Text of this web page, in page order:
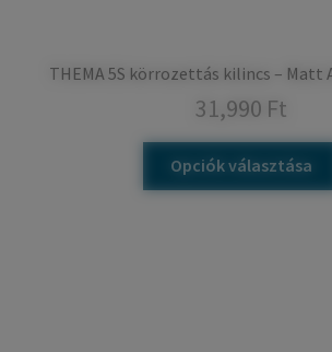
THEMA 5S körrozettás kilincs – Matt
31,990 Ft
Opciók választása